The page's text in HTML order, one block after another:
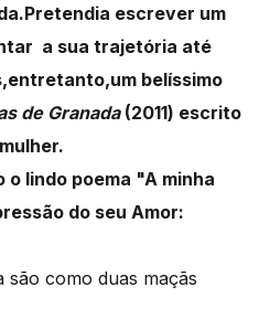
escrever um
a sua trajetória até
belíssimo
de Granada (2011) escrito
lindo poema "A minha
do seu Amor:
são como duas maçãs